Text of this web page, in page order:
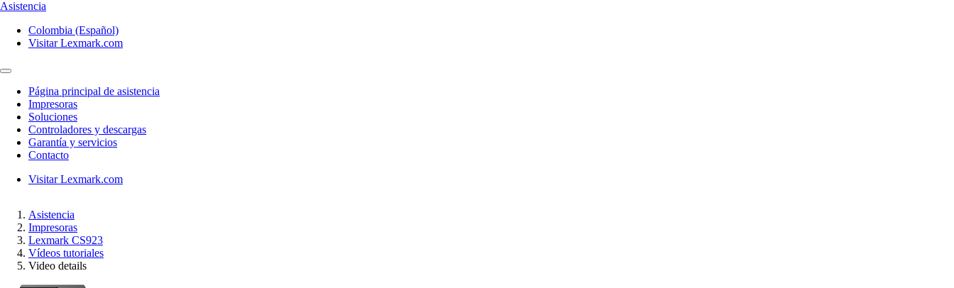
Asistencia
Colombia (Español)
Visitar Lexmark.com
Página principal de asistencia
Impresoras
Soluciones
Controladores y descargas
Garantía y servicios
Contacto
Visitar Lexmark.com
Asistencia
Impresoras
Lexmark CS923
Vídeos tutoriales
Video details